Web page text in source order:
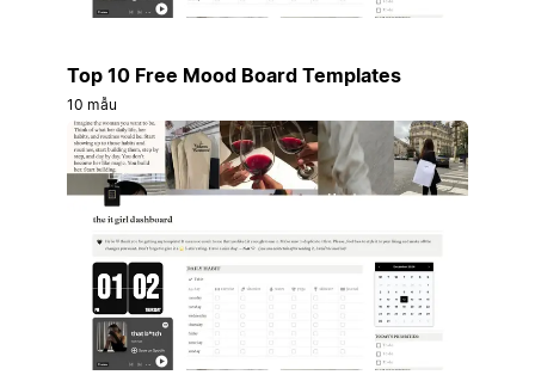
Top 10 Free Mood Board Templates
10 mẫu